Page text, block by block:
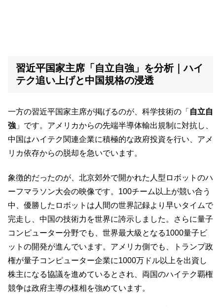
習近平国家主席「自立自強」を分析｜ハイ
テク追い上げと中国規格の浸透
一方の習近平国家主席が掲げるのが、科学技術の「 自立自
強 」です。アメリカからの先端半導体輸出規制に対抗し、
中国はハイテク関連企業に積極的な政府投資を行い、アメ
リカ依存からの脱却を急いでいます。
象徴的だったのが、北京郊外で開かれた人型ロボットのハ
ーフマラソン大会の映像です。100チーム以上が競い合う
中、優勝したロボットは人間の世界記録より早いタイムで
完走し、中国の技術力を世界に誇示しました。さらに量子
コンピューター分野でも、世界最大級となる1000量子ビ
ットの開発が進んでいます。アメリカ側でも、トランプ政
権が量子コンピューター企業に1000万ドル以上を出資し
株主になる協議を進めているとされ、両国のハイテク覇権
競争は政府主導の様相を強めています。